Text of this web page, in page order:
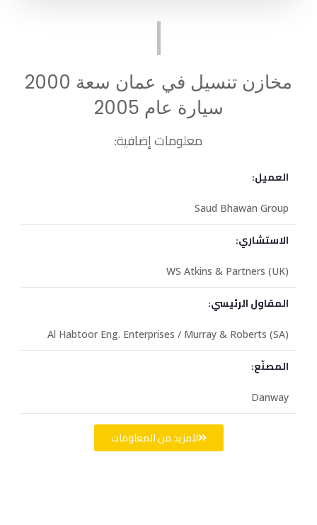
مخازن تنسيل في عمان سعة 2000
سيارة عام 2005
معلومات إضافية:
العميل:
Saud Bhawan Group
الاستشاري:
WS Atkins & Partners (UK)
المقاول الرئيسي:
Al Habtoor Eng. Enterprises / Murray & Roberts (SA)
المصنّع:
Danway
للمزيد من المعلومات